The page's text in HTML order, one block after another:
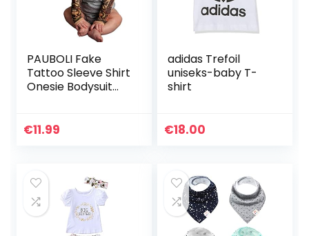
PAUBOLI Fake
Tattoo Sleeve Shirt
Onesie Bodysuit
Grijs Zwart
€11.99
adidas Trefoil
uniseks-baby T-
shirt
€18.00